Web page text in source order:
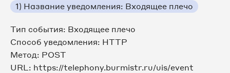
1) Название уведомления: Входящее плечо
Тип события: Входящее плечо
Способ уведомления: HTTP
Метод: POST
URL: https://telephony.burmistr.ru/uis/event